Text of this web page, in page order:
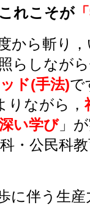
これこそが
から斬り
らしなが
ド(手法)で
りながら，
い学び」
・公民科
に伴う生